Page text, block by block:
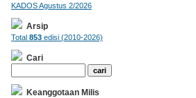
KADOS Agustus 2/2026
Arsip
Total 853edisi (2010-2026)
Cari
Keanggotaan Milis